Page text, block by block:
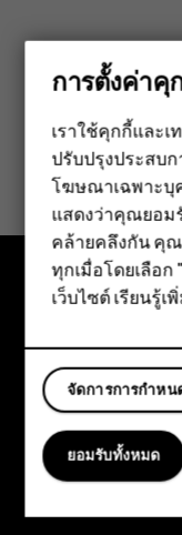
สมาร์ทโ
ฟีเจอร์โ
อุปกรณ์เ
แท็บเล็ต
ข้อมูลนี้มีประโ
ใช่ ไม่
Planet and
การสนับสนุน
การตั้งค่าคุ
เราใช้คุกกี้และ
ปรับปรุงประสบ
โฆษณาเฉพาะบุ
แสดงว่าคุณยอม
คล้ายคลึงกัน คุณ
ทุกเมื่อโดยเลือ
เว็บไซต์ เรียนรู้เ
จัดการการกำห
ยอมรับทั้งหมด